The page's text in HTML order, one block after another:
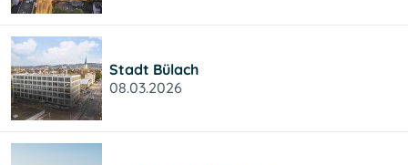
Stadt Bülach
08.03.2026